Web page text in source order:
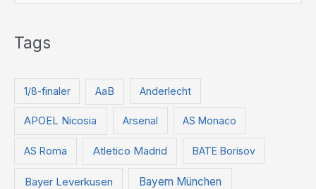
e
e
Tags
1/8-finaler AaB Anderlecht
APOEL Nicosia Arsenal AS Monaco
AS Roma Atletico Madrid BATE Borisov
Bayer Leverkusen Bayern München